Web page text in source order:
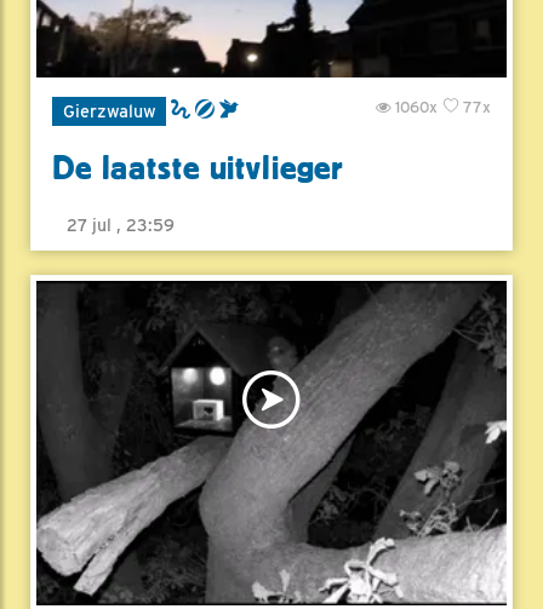
Gierzwaluw 77x
1060x
De laatste uitvlieger
27 jul , 23:59